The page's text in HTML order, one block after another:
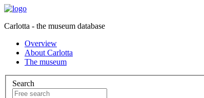
Carlotta - the museum database
Overview
About Carlotta
The museum
Search